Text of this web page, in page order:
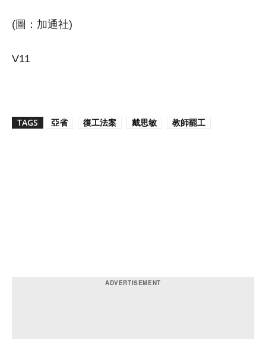
(圖：加通社)
V11
TAGS 亞省 復工法案 戴思敏 教師罷工